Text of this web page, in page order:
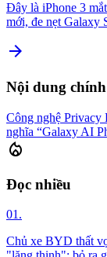
Đây là iPhone 3
mới, đe nẹt Galaxy
arrow_forward
Nội dung chính
Công nghệ Privacy
nghĩa “Galaxy AI
local_fire_department
Đọc nhiều
01.
Chủ xe BYD thất